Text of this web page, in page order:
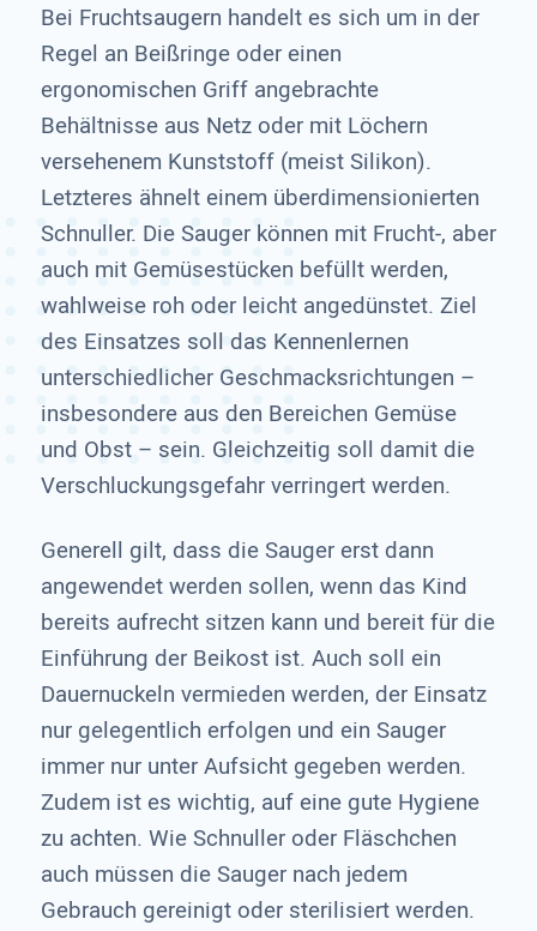
Bei Fruchtsaugern handelt es sich um in der
Regel an Beißringe oder einen
ergonomischen Griff angebrachte
Behältnisse aus Netz oder mit Löchern
versehenem Kunststoff (meist Silikon).
Letzteres ähnelt einem überdimensionierten
Schnuller. Die Sauger können mit Frucht-, aber
auch mit Gemüsestücken befüllt werden,
wahlweise roh oder leicht angedünstet. Ziel
des Einsatzes soll das Kennenlernen
unterschiedlicher Geschmacksrichtungen –
insbesondere aus den Bereichen Gemüse
und Obst – sein. Gleichzeitig soll damit die
Verschluckungsgefahr verringert werden.
Generell gilt, dass die Sauger erst dann
angewendet werden sollen, wenn das Kind
bereits aufrecht sitzen kann und bereit für die
Einführung der Beikost ist. Auch soll ein
Dauernuckeln vermieden werden, der Einsatz
nur gelegentlich erfolgen und ein Sauger
immer nur unter Aufsicht gegeben werden.
Zudem ist es wichtig, auf eine gute Hygiene
zu achten. Wie Schnuller oder Fläschchen
auch müssen die Sauger nach jedem
Gebrauch gereinigt oder sterilisiert werden.